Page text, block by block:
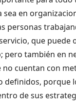
sea en
personas
que puede
pero también en
no cuentan con
definidos, porque
de sus